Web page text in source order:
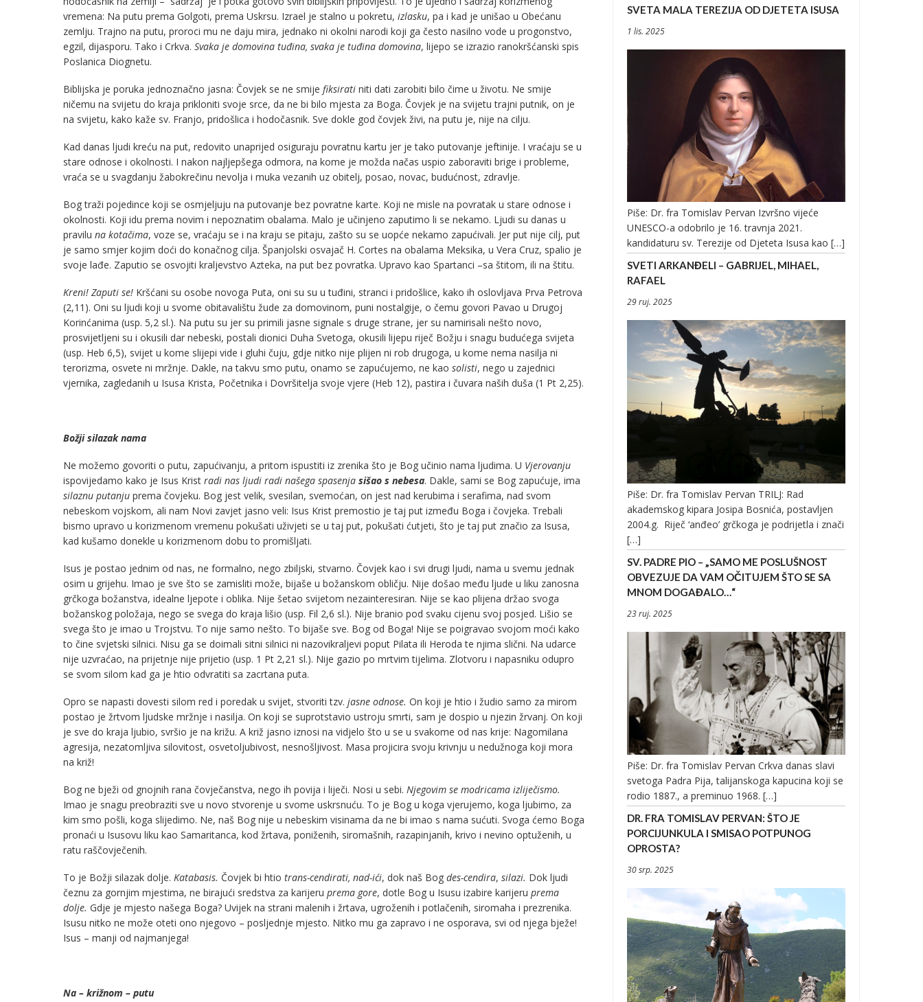
vremena: Na putu prema Golgoti, prema Uskrsu. Izrael je stalno u pokretu, izlasku, pa i kad je unišao u Obećanu
zemlju. Trajno na putu, proroci mu ne daju mira, jednako ni okolni narodi koji ga često nasilno vode u progonstvo,
egzil, dijasporu. Tako i Crkva. Svaka je domovina tuđina, svaka je tuđina domovina, lijepo se izrazio ranokršćanski spis
Poslanica Diognetu.
Biblijska je poruka jednoznačno jasna: Čovjek se ne smije fiksirati niti dati zarobiti bilo čime u životu. Ne smije
ničemu na svijetu do kraja prikloniti svoje srce, da ne bi bilo mjesta za Boga. Čovjek je na svijetu trajni putnik, on je
na svijetu, kako kaže sv. Franjo, pridošlica i hodočasnik. Sve dokle god čovjek živi, na putu je, nije na cilju.
Kad danas ljudi kreću na put, redovito unaprijed osiguraju povratnu kartu jer je tako putovanje jeftinije. I vraćaju se u
stare odnose i okolnosti. I nakon najljepšega odmora, na kome je možda načas uspio zaboraviti brige i probleme,
vraća se u svagdanju žabokrečinu nevolja i muka vezanih uz obitelj, posao, novac, budućnost, zdravlje.
Bog traži pojedince koji se osmjeljuju na putovanje bez povratne karte. Koji ne misle na povratak u stare odnose i
okolnosti. Koji idu prema novim i nepoznatim obalama. Malo je učinjeno zaputimo li se nekamo. Ljudi su danas u
pravilu na kotačima, voze se, vraćaju se i na kraju se pitaju, zašto su se uopće nekamo zapućivali. Jer put nije cilj, put
je samo smjer kojim doći do konačnog cilja. Španjolski osvajač H. Cortes na obalama Meksika, u Vera Cruz, spalio je
svoje lađe. Zaputio se osvojiti kraljevstvo Azteka, na put bez povratka. Upravo kao Spartanci –sa štitom, ili na štitu.
Kreni! Zaputi se! Kršćani su osobe novoga Puta, oni su su u tuđini, stranci i pridošlice, kako ih oslovljava Prva Petrova
(2,11). Oni su ljudi koji u svome obitavalištu žude za domovinom, puni nostalgije, o čemu govori Pavao u Drugoj
Korinćanima (usp. 5,2 sl.). Na putu su jer su primili jasne signale s druge strane, jer su namirisali nešto novo,
prosvijetljeni su i okusili dar nebeski, postali dionici Duha Svetoga, okusili lijepu riječ Božju i snagu budućega svijeta
(usp. Heb 6,5), svijet u kome slijepi vide i gluhi čuju, gdje nitko nije plijen ni rob drugoga, u kome nema nasilja ni
terorizma, osvete ni mržnje. Dakle, na takvu smo putu, onamo se zapućujemo, ne kao solisti, nego u zajednici
vjernika, zagledanih u Isusa Krista, Početnika i Dovršitelja svoje vjere (Heb 12), pastira i čuvara naših duša (1 Pt 2,25).
Božji silazak nama
Ne možemo govoriti o putu, zapućivanju, a pritom ispustiti iz zrenika što je Bog učinio nama ljudima. U Vjerovanju
ispovijedamo kako je Isus Krist radi nas ljudi radi našega spasenja sišao s nebesa. Dakle, sami se Bog zapućuje, ima
silaznu putanju prema čovjeku. Bog jest velik, svesilan, svemoćan, on jest nad kerubima i serafima, nad svom
nebeskom vojskom, ali nam Novi zavjet jasno veli: Isus Krist premostio je taj put između Boga i čovjeka. Trebali
bismo upravo u korizmenom vremenu pokušati uživjeti se u taj put, pokušati ćutjeti, što je taj put značio za Isusa,
kad kušamo donekle u korizmenom dobu to promišljati.
Isus je postao jednim od nas, ne formalno, nego zbiljski, stvarno. Čovjek kao i svi drugi ljudi, nama u svemu jednak
osim u grijehu. Imao je sve što se zamisliti može, bijaše u božanskom obličju. Nije došao među ljude u liku zanosna
grčkoga božanstva, idealne ljepote i oblika. Nije šetao svijetom nezainteresiran. Nije se kao plijena držao svoga
božanskog položaja, nego se svega do kraja lišio (usp. Fil 2,6 sl.). Nije branio pod svaku cijenu svoj posjed. Lišio se
svega što je imao u Trojstvu. To nije samo nešto. To bijaše sve. Bog od Boga! Nije se poigravao svojom moći kako
to čine svjetski silnici. Nisu ga se doimali sitni silnici ni nazovikraljevi poput Pilata ili Heroda te njima slični. Na udarce
nije uzvraćao, na prijetnje nije prijetio (usp. 1 Pt 2,21 sl.). Nije gazio po mrtvim tijelima. Zlotvoru i napasniku odupro
se svom silom kad ga je htio odvratiti sa zacrtana puta.
Opro se napasti dovesti silom red i poredak u svijet, stvoriti tzv. jasne odnose. On koji je htio i žudio samo za mirom
postao je žrtvom ljudske mržnje i nasilja. On koji se suprotstavio ustroju smrti, sam je dospio u njezin žrvanj. On koji
je sve do kraja ljubio, svršio je na križu. A križ jasno iznosi na vidjelo što u se u svakome od nas krije: Nagomilana
agresija, nezatomljiva silovitost, osvetoljubivost, nesnošljivost. Masa projicira svoju krivnju u nedužnoga koji mora
na križ!
Bog ne bježi od gnojnih rana čovječanstva, nego ih povija i liječi. Nosi u sebi. Njegovim se modricama izliječismo.
Imao je snagu preobraziti sve u novo stvorenje u svome uskrsnuću. To je Bog u koga vjerujemo, koga ljubimo, za
kim smo pošli, koga slijedimo. Ne, naš Bog nije u nebeskim visinama da ne bi imao s nama sućuti. Svoga ćemo Boga
pronaći u Isusovu liku kao Samaritanca, kod žrtava, poniženih, siromašnih, razapinjanih, krivo i nevino optuženih, u
ratu raščovječenih.
To je Božji silazak dolje. Katabasis. Čovjek bi htio trans-cendirati, nad-ići, dok naš Bog des-cendira, silazi. Dok ljudi
čeznu za gornjim mjestima, ne birajući sredstva za karijeru prema gore, dotle Bog u Isusu izabire karijeru prema
dolje. Gdje je mjesto našega Boga? Uvijek na strani malenih i žrtava, ugroženih i potlačenih, siromaha i prezrenika.
Isusu nitko ne može oteti ono njegovo – posljednje mjesto. Nitko mu ga zapravo i ne osporava, svi od njega bježe!
Isus – manji od najmanjega!
Na – križnom – putu
SVETA MALA TEREZIJA OD DJETETA ISUSA
1 lis. 2025
Piše: Dr. fra Tomislav Pervan Izvršno vijeće
UNESCO-a odobrilo je 16. travnja 2021.
kandidaturu sv. Terezije od Djeteta Isusa kao […]
SVETI ARKANĐELI – GABRIJEL, MIHAEL,
RAFAEL
29 ruj. 2025
Piše: Dr. fra Tomislav Pervan TRILJ: Rad
akademskog kipara Josipa Bosnića, postavljen
2004.g. Riječ ‘anđeo’ grčkoga je podrijetla i znači
[…]
SV. PADRE PIO – „SAMO ME POSLUŠNOST
OBVEZUJE DA VAM OČITUJEM ŠTO SE SA
MNOM DOGAĐALO…“
23 ruj. 2025
Piše: Dr. fra Tomislav Pervan Crkva danas slavi
svetoga Padra Pija, talijanskoga kapucina koji se
rodio 1887., a preminuo 1968. […]
DR. FRA TOMISLAV PERVAN: ŠTO JE
PORCIJUNKULA I SMISAO POTPUNOG
OPROSTA?
30 srp. 2025